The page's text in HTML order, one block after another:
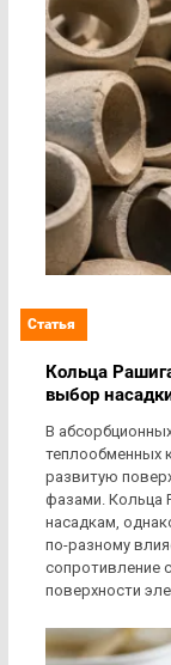
Кольца
выбор
В
теплообменных
развитую
фазами. Кольца
насадкам,
по-разному
сопротивление
поверхности